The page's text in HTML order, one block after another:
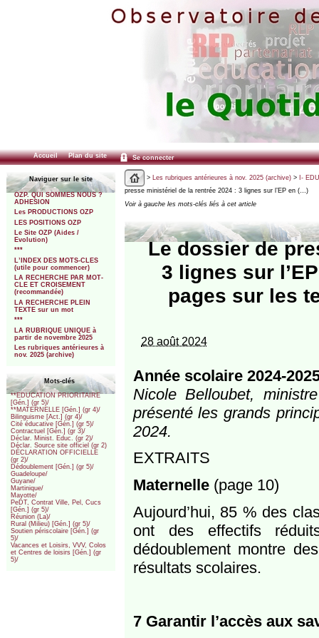
Accueil Plan du site Se connecter
Naviguer sur le site
OZP. QUI SOMMES NOUS ?
ADHESION
Les PRODUCTIONS OZP
LES POSITIONS OZP
Le Site OZP (Aides /
Evolution)
***
L’INDEX DES MOTS-CLES
(utile pour commencer)
LA RECHERCHE PAR MOT-
CLE ET CROISEMENT
(recommandée)
LA RECHERCHE PLEIN
TEXTE sur un mot
***
LA RUBRIQUE UNIQUE à
partir de novembre 2025
Les rubriques antérieures à
nov. 2025 (archive)
Mots-clés
**EDUCATION PRIORITAIRE
[Gén.] (gr 5)/
**MATERNELLE [Gén.] (gr 4)/
Bilinguisme [Act.] (gr 4)/
Cité éducative [Gén.] (gr 5)/
Contractuel [Gén.] (gr 3)/
Déclar. Minist. Educ. (gr 2)/
Déclar. Source site officiel (gr 2)
DÉCLARATION OFFICIELLE
(gr 2)/
Dédoublement [Gén.] (gr 5)/
Guadeloupe/
Guyane/
Martinique/
Mayotte/
PeDT, Contrat Ville, Pel, Cucs
[Gén.] (gr 5)/
Réunion (La)/
Rural (Milieu) [Gén.] (gr 5)/
Soutien périscolaire [Gén.] (gr
5)/
Vacances et Loisirs, VVV, Colos
et Centres de loisirs [Gén.] (gr
5)/
> Les rubriques antérieures à nov. 2025 (archive)> I-
presse ministériel de la rentrée 2024 : 3 lignes sur l’EP en (…)
Voir à gauche les mots-clés liés à cet article
Le dossier de
3 lignes sur
pages sur les
28 août 2024
Année scolaire 2024-
Nicole Belloubet,
présenté les grands
2024.
EXTRAITS
Maternelle(page 10)
Aujourd’hui, 85 % des
ont des effectifs
dédoublement montre
résultats scolaires.
7 Garantir l’accès aux